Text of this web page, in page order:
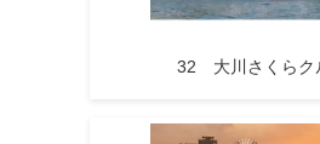
32 大川さくらク